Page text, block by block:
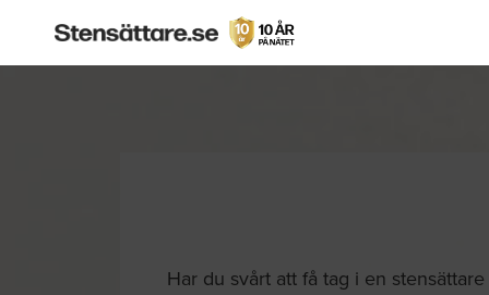
Har du svårt att få tag i en